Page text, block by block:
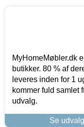
MyHomeMøbler.dk
butikker. 80 % af
leveres inden for 1
kommer fuld samlet
udvalg.
Se